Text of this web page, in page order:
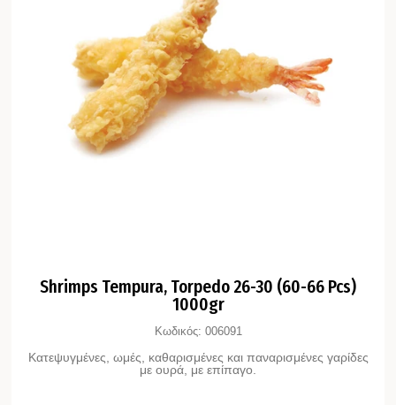
Shrimps Tempura, Torpedo 26-30 (60-66 Pcs)
1000gr
Κωδικός: 006091
Κατεψυγμένες, ωμές, καθαρισμένες και παναρισμένες γαρίδες
με ουρά, με επίπαγο.